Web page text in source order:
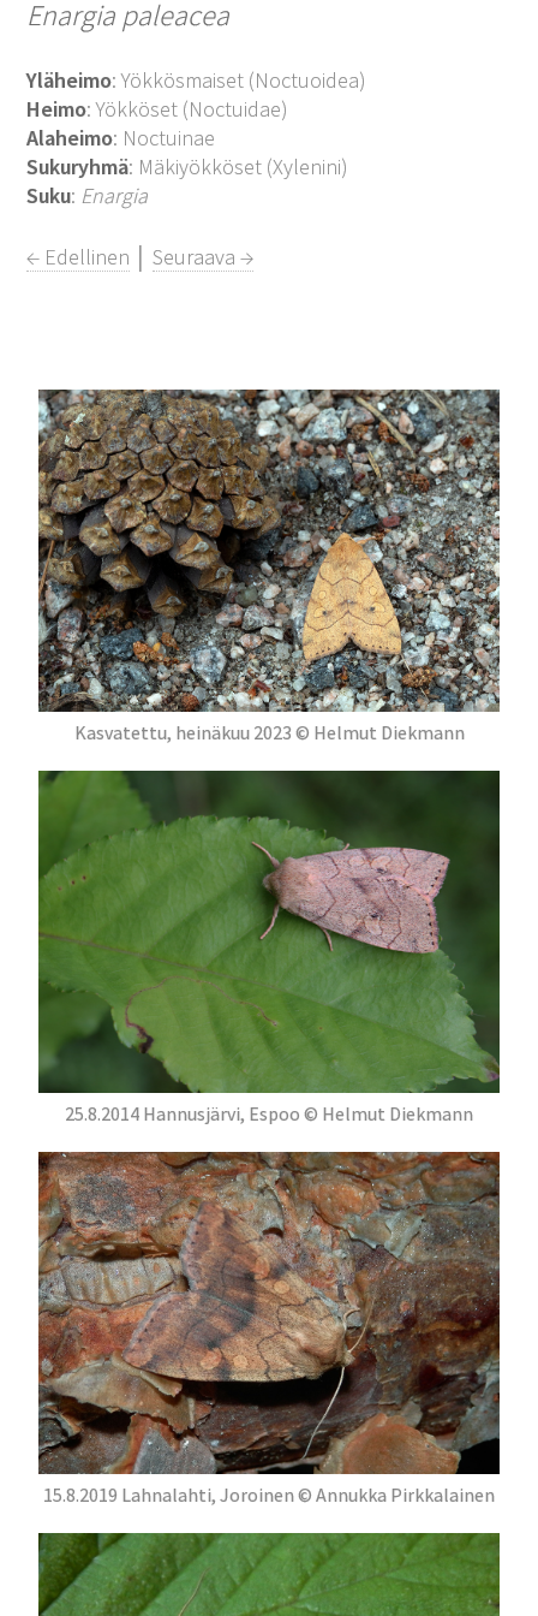
Enargia paleacea
Yläheimo: Yökkösmaiset (Noctuoidea)
Heimo: Yökköset (Noctuidae)
Alaheimo: Noctuinae
Sukuryhmä: Mäkiyökköset (Xylenini)
Suku: Enargia
← Edellinen │Seuraava →
Kasvatettu, heinäkuu 2023 © Helmut Diekmann
25.8.2014 Hannusjärvi, Espoo © Helmut Diekmann
15.8.2019 Lahnalahti, Joroinen © Annukka Pirkkalainen